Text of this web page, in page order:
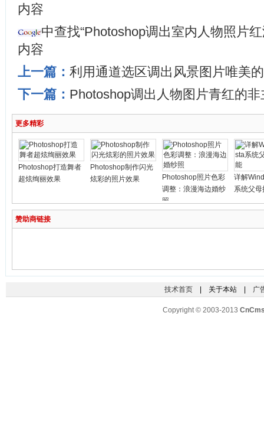
内容
中查找“Photoshop调出室内人物照片
内容
上一篇： 利用通道选区调出风景图片唯美
下一篇： Photoshop调出人物图片青红的
更多精彩
Photoshop打造舞者
超炫绚丽效果
Photoshop制作闪光
炫彩的照片效果
Photoshop照片色彩
调整：浪漫海边婚纱
照
详解
系统父
赞助商链接
技术首页| 关于本站 | 广
Copyright © 2003-2013